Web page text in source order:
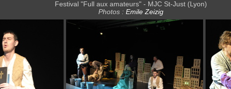
Festival "Full aux amateurs" - MJC St-Just (Lyon)
Photos : Emile Zeizig